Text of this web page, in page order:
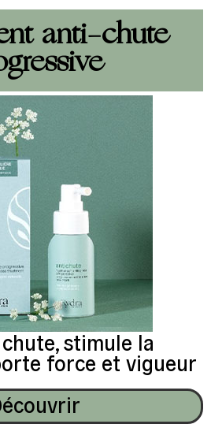
anti-chute
stimule la
force et vigueur